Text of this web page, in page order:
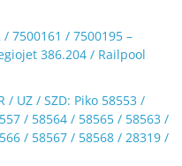
7500161 / 7500195 –
386.204 / Railpool
/ UZ / SZD: Piko 58553 /
/ 58564 / 58565 / 58563 /
/ 58567 / 58568 / 28319 /